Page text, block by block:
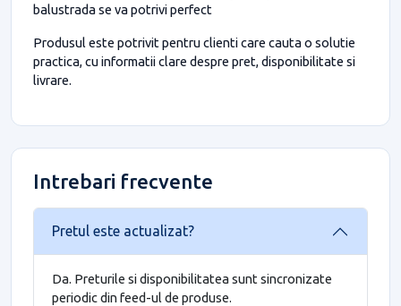
balustrada se va potrivi perfect
Produsul este potrivit pentru clienti care cauta o solutie
practica, cu informatii clare despre pret, disponibilitate si
livrare.
Intrebari frecvente
Pretul este actualizat?
Da. Preturile si disponibilitatea sunt sincronizate
periodic din feed-ul de produse.